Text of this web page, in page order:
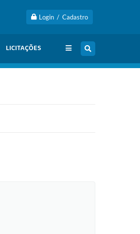
Login / Cadastro
LICITAÇÕES